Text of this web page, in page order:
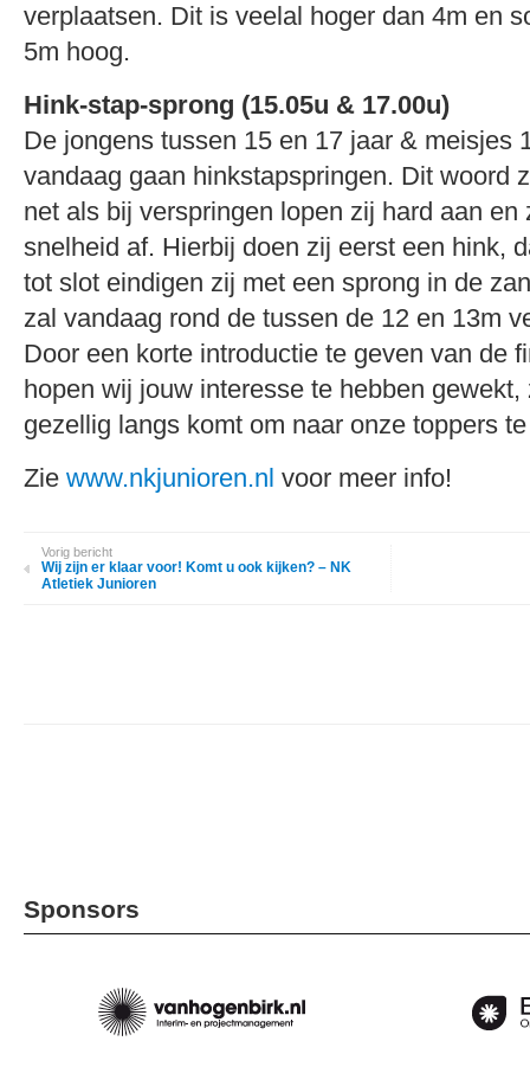
verplaatsen. Dit is veelal hoger dan 4m en
5m hoog.
Hink-stap-sprong (15.05u & 17.00u)
De jongens tussen 15 en 17 jaar & meisjes
vandaag gaan hinkstapspringen. Dit woord
net als bij verspringen lopen zij hard aan en
snelheid af. Hierbij doen zij eerst een hink,
tot slot eindigen zij met een sprong in de
zal vandaag rond de tussen de 12 en 13m
Door een korte introductie te geven van de
hopen wij jouw interesse te hebben
gezellig langs komt om naar onze toppers
Zie www.nkjunioren.nl voor meer info!
Vorig bericht
Wij zijn er klaar voor! Komt u ook kijken? – NK
Atletiek Junioren
Sponsors